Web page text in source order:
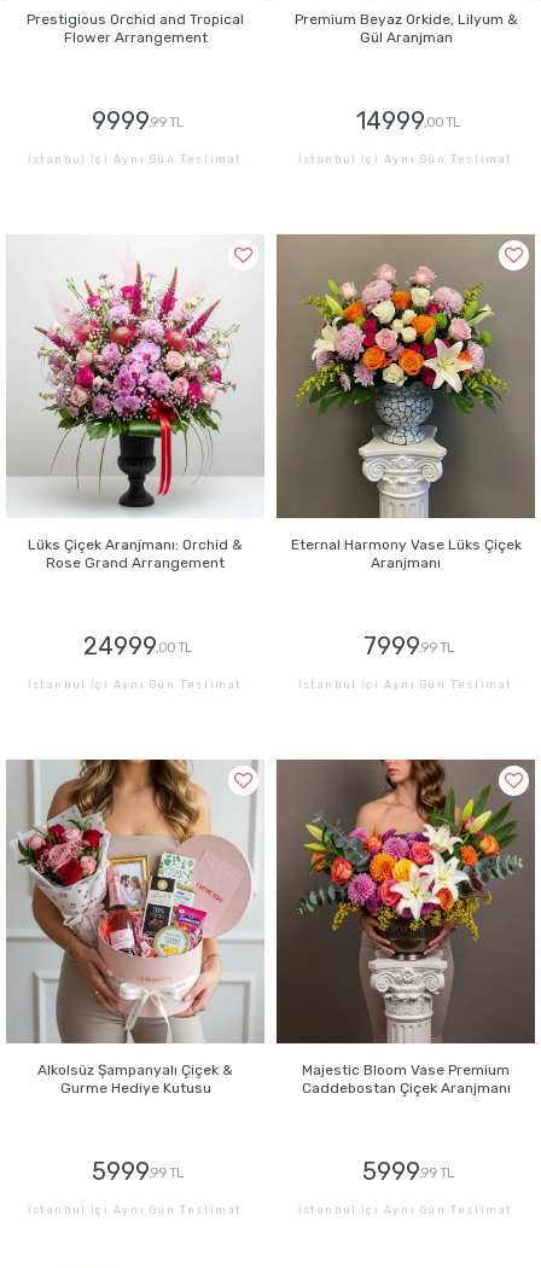
Prestigious Orchid and Tropical
Flower Arrangement
9999,99 TL
İstanbul İçi Aynı Gün Teslimat
Premium Beyaz Orkide, Lilyum &
Gül Aranjman
14999,00 TL
İstanbul İçi Aynı Gün Teslimat
Lüks Çiçek Aranjmanı: Orchid &
Rose Grand Arrangement
24999,00 TL
İstanbul İçi Aynı Gün Teslimat
Eternal Harmony Vase Lüks Çiçek
Aranjmanı
7999,99 TL
İstanbul İçi Aynı Gün Teslimat
Alkolsüz Şampanyalı Çiçek &
Gurme Hediye Kutusu
5999,99 TL
İstanbul İçi Aynı Gün Teslimat
Majestic Bloom Vase Premium
Caddebostan Çiçek Aranjmanı
5999,99 TL
İstanbul İçi Aynı Gün Teslimat